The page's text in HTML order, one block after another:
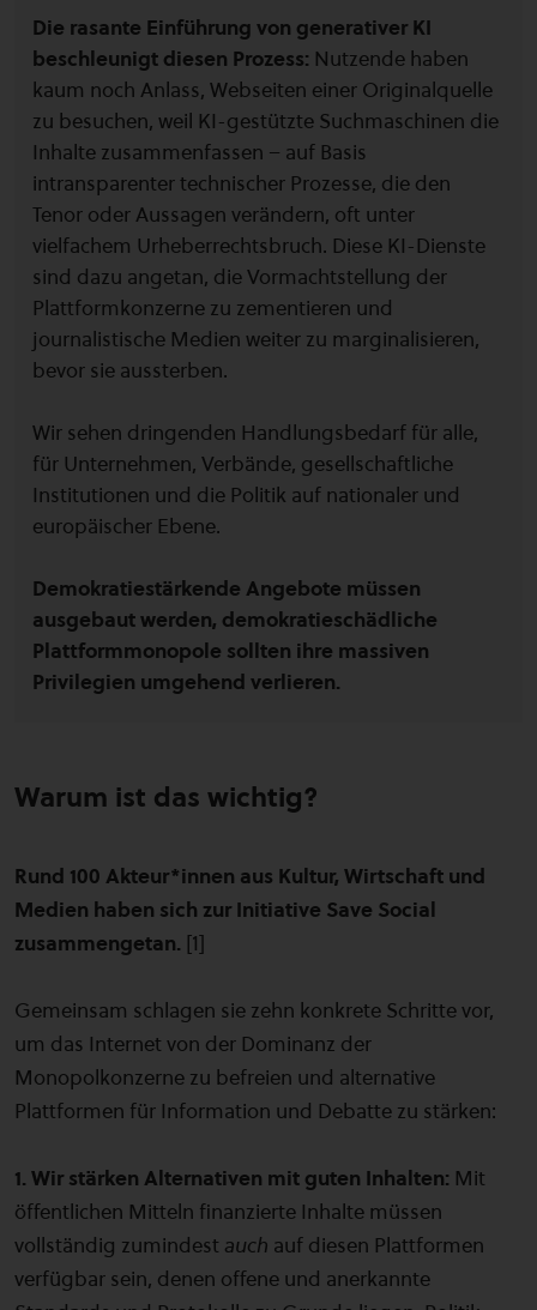
Die rasante Einführung von generativer KI
beschleunigt diesen Prozess: Nutzende haben
kaum noch Anlass, Webseiten einer Originalquelle
zu besuchen, weil KI-gestützte Suchmaschinen die
Inhalte zusammenfassen – auf Basis
intransparenter technischer Prozesse, die den
Tenor oder Aussagen verändern, oft unter
vielfachem Urheberrechtsbruch. Diese KI-Dienste
sind dazu angetan, die Vormachtstellung der
Plattformkonzerne zu zementieren und
journalistische Medien weiter zu marginalisieren,
bevor sie aussterben.
Wir sehen dringenden Handlungsbedarf für alle,
für Unternehmen, Verbände, gesellschaftliche
Institutionen und die Politik auf nationaler und
europäischer Ebene.
Demokratiestärkende Angebote müssen
ausgebaut werden, demokratieschädliche
Plattformmonopole sollten ihre massiven
Privilegien umgehend verlieren.
Warum ist das wichtig?
Rund 100 Akteur*innen aus Kultur, Wirtschaft und
Medien haben sich zur Initiative Save Social
zusammengetan. [1]
Gemeinsam schlagen sie zehn konkrete Schritte vor,
um das Internet von der Dominanz der
Monopolkonzerne zu befreien und alternative
Plattformen für Information und Debatte zu stärken:
1. Wir stärken Alternativen mit guten Inhalten: Mit
öffentlichen Mitteln finanzierte Inhalte müssen
vollständig zumindest auch auf diesen Plattformen
verfügbar sein, denen offene und anerkannte